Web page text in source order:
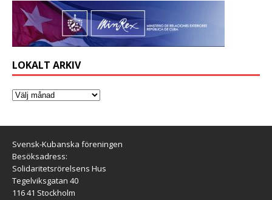
LOKALT ARKIV
Svensk-Kubanska föreningen
Besöksadress:
Solidaritetsrörelsens Hus
Tegelviksgatan 40
116 41 Stockholm